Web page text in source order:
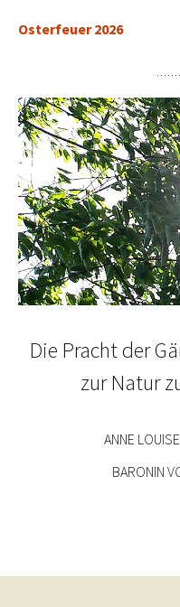
Osterfeuer 2026
Die Pracht der
zur Natur
ANNE
BARONIN